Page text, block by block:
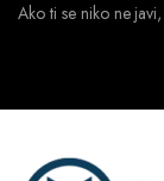
Ako ti se niko ne